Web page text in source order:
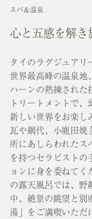
スパ＆温泉
心と五感を解き
タイのラグジュア
世界最高峰の温泉地
ハーンの熟練された
トリートメントで
新しい世界をお楽し
瓦や網代、小鹿田焼
所にあしらわれたス
を持つセラピスト
ョンに身を委ねて
の露天風呂では、野
中、絶景の眺望と別
湯」をご満喫いただ